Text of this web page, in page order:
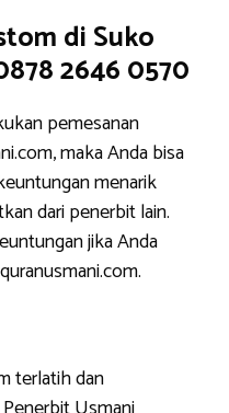
di Suko
2646 0570
pemesanan
maka Anda bisa
menarik
dari penerbit lain.
jika Anda
terlatih dan